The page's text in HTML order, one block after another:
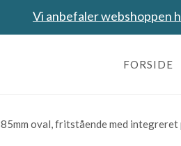
Vi anbefaler webshoppen
FORSIDE
oval, fritstående med integreret